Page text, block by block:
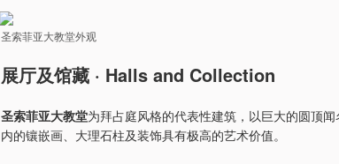
圣索菲亚大教堂外观
展厅及馆藏 · Halls and Collection
圣索菲亚大教堂为拜占庭风格的代表性建筑，以巨大的圆顶
内的镶嵌画、大理石柱及装饰具有极高的艺术价值。